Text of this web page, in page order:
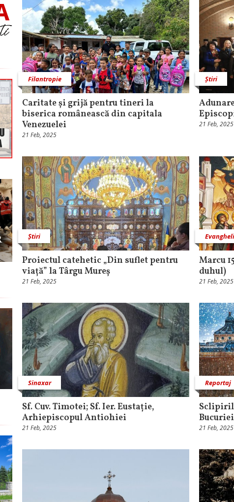
Filantropie
Caritate și grijă pentru tineri la
biserica românească din capitala
Venezuelei
21 Feb, 2025
Știri
21 Feb, 2025
Știri
Proiectul catehetic „Din suflet pentru
viață” la Târgu Mureș
21 Feb, 2025
Marcu
duhul)
21 Feb, 2025
Sinaxar
Sf. Cuv. Timotei; Sf. Ier. Eustație,
Arhiepiscopul Antiohiei
21 Feb, 2025
Reportaj
Bucuriei
21 Feb, 2025